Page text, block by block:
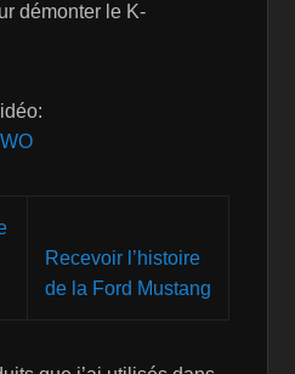
démonter le K-
Recevoir l’histoire
de la Ford Mustang